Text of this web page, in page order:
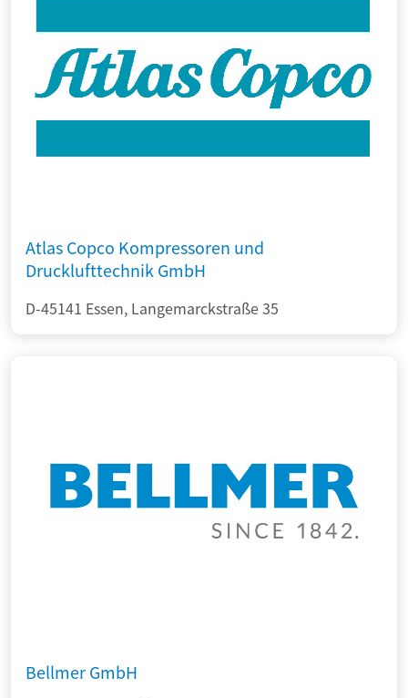
Atlas Copco Kompressoren und
Drucklufttechnik GmbH
D-45141 Essen, Langemarckstraße 35
Bellmer GmbH